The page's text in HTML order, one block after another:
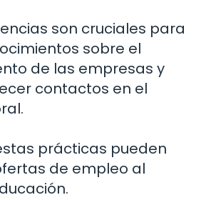
son cruciales para
sobre el
de las empresas y
contactos en el
prácticas pueden
de empleo al